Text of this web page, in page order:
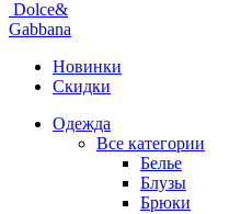
Dolce&
Gabbana
Новинки
Скидки
Одежда
Все категории
Белье
Блузы
Брюки